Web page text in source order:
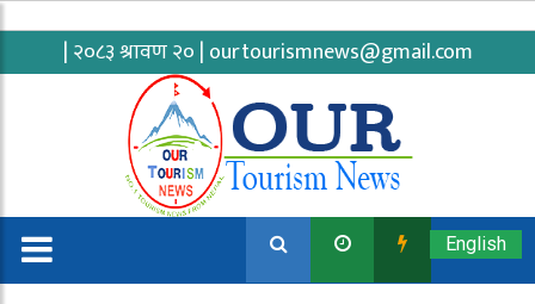
| २०८३ श्रावण २० | ourtourismnews@gmail.com
English